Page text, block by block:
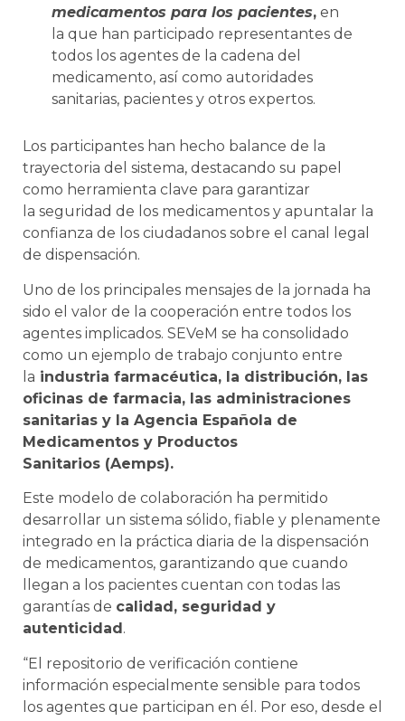
medicamentos para los pacientes,en
la que han participado representantes de
todos los agentes de la cadena del
medicamento, así como autoridades
sanitarias, pacientes y otros expertos.
Los participantes han hecho balance de la
trayectoria del sistema, destacando su papel
como herramienta clave para garantizar
la seguridad de los medicamentos y apuntalar la
confianza de los ciudadanos sobre el canal legal
de dispensación.
Uno de los principales mensajes de la jornada ha
sido el valor de la cooperación entre todos los
agentes implicados. SEVeM se ha consolidado
como un ejemplo de trabajo conjunto entre
la industria farmacéutica, la distribución, las
oficinas de farmacia, las administraciones
sanitarias y la Agencia Española de
Medicamentos y Productos
Sanitarios (Aemps).
Este modelo de colaboración ha permitido
desarrollar un sistema sólido, fiable y plenamente
integrado en la práctica diaria de la dispensación
de medicamentos, garantizando que cuando
llegan a los pacientes cuentan con todas las
garantías de calidad, seguridad y
autenticidad .
“El repositorio de verificación contiene
información especialmente sensible para todos
los agentes que participan en él. Por eso, desde el